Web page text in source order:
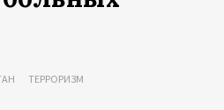
ТЕРРОРИЗМ